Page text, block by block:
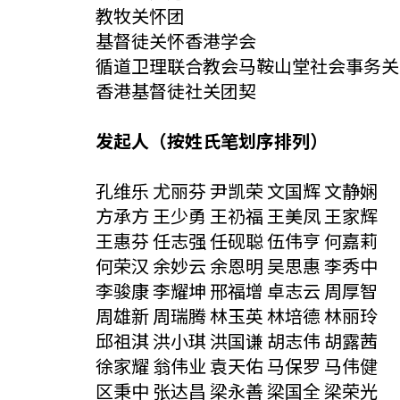
教牧关怀团
基督徒关怀香港学会
循道卫理联合教会马鞍山堂社会事务
香港基督徒社关团契
发起人（按姓氏笔划序排列）
孔维乐 尤丽芬 尹凯荣 文国辉 文静娴
方承方 王少勇 王礽福 王美凤 王家辉
王惠芬 任志强 任砚聪 伍伟亨 何嘉莉
何荣汉 余妙云 余恩明 吴思惠 李秀中
李骏康 李耀坤 邢福增 卓志云 周厚智
周雄新 周瑞腾 林玉英 林培德 林丽玲
邱祖淇 洪小琪 洪国谦 胡志伟 胡露茜
徐家耀 翁伟业 袁天佑 马保罗 马伟健
区秉中 张达昌 梁永善 梁国全 梁荣光